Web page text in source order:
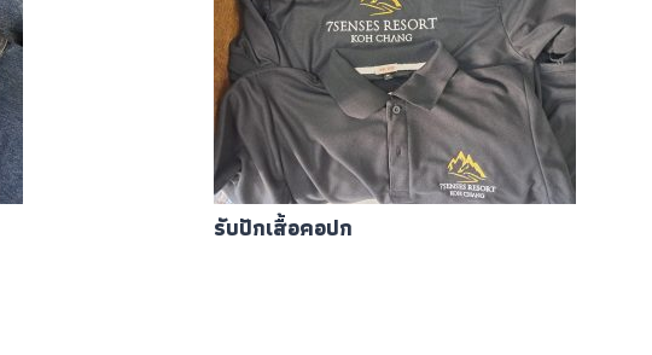
รับปักเสื้อคอปก